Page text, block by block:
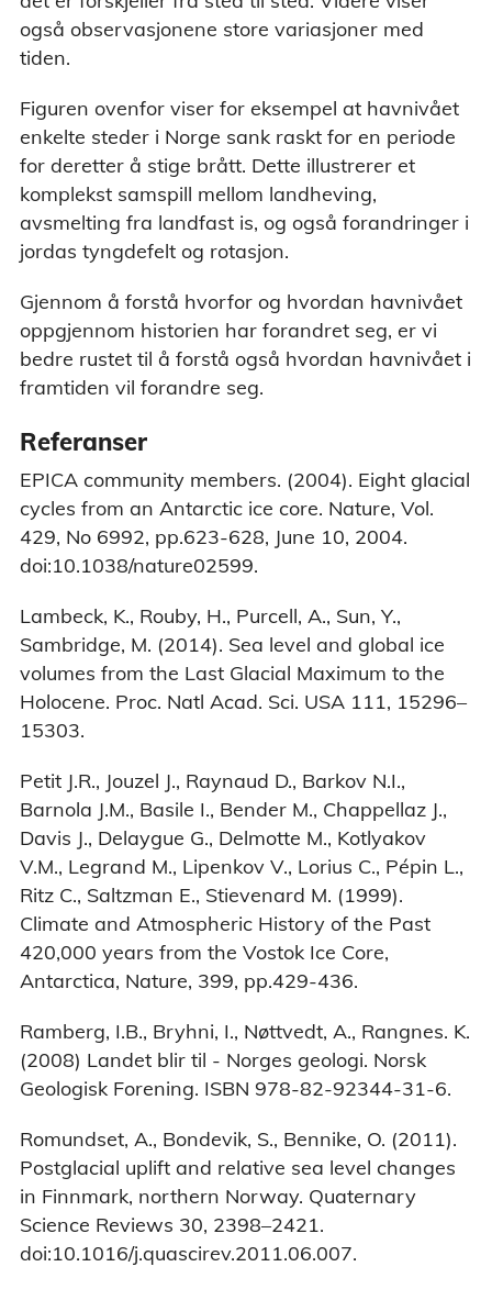
også observasjonene store variasjoner med
tiden.
Figuren ovenfor viser for eksempel at havnivået
enkelte steder i Norge sank raskt for en periode
for deretter å stige brått. Dette illustrerer et
komplekst samspill mellom landheving,
avsmelting fra landfast is, og også forandringer i
jordas tyngdefelt og rotasjon.
Gjennom å forstå hvorfor og hvordan havnivået
oppgjennom historien har forandret seg, er vi
bedre rustet til å forstå også hvordan havnivået i
framtiden vil forandre seg.
Referanser
EPICA community members. (2004). Eight glacial
cycles from an Antarctic ice core. Nature, Vol.
429, No 6992, pp.623-628, June 10, 2004.
doi:10.1038/nature02599.
Lambeck, K., Rouby, H., Purcell, A., Sun, Y.,
Sambridge, M. (2014). Sea level and global ice
volumes from the Last Glacial Maximum to the
Holocene. Proc. Natl Acad. Sci. USA 111, 15296–
15303.
Petit J.R., Jouzel J., Raynaud D., Barkov N.I.,
Barnola J.M., Basile I., Bender M., Chappellaz J.,
Davis J., Delaygue G., Delmotte M., Kotlyakov
V.M., Legrand M., Lipenkov V., Lorius C., Pépin L.,
Ritz C., Saltzman E., Stievenard M. (1999).
Climate and Atmospheric History of the Past
420,000 years from the Vostok Ice Core,
Antarctica, Nature, 399, pp.429-436.
Ramberg, I.B., Bryhni, I., Nøttvedt, A., Rangnes. K.
(2008) Landet blir til - Norges geologi. Norsk
Geologisk Forening. ISBN 978-82-92344-31-6.
Romundset, A., Bondevik, S., Bennike, O. (2011).
Postglacial uplift and relative sea level changes
in Finnmark, northern Norway. Quaternary
Science Reviews 30, 2398–2421.
doi:10.1016/j.quascirev.2011.06.007.